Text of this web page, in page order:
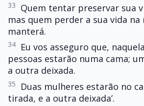
33
Quem tentar preservar sua
mas quem perder a sua vida na
manterá.
34
Eu vos asseguro que,
pessoas estarão numa cama;
a outra deixada.
35
Duas mulheres estarão no
tirada, e a outra deixada’.